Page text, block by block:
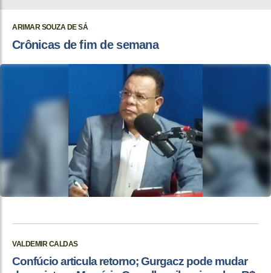
ARIMAR SOUZA DE SÁ
Crônicas de fim de semana
VALDEMIR CALDAS
Confúcio articula retorno; Gurgacz pode mudar